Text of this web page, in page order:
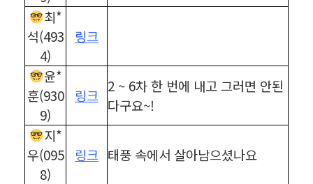
최*
석(493
4)
링크
윤*
훈(930
9)
링크
2 ~ 6차 한 번에 내고 그러면 안된
다구요~!
지*
우(095
8)
링크 태풍 속에서 살아남으셨나요